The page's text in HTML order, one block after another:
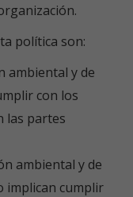
política son:
ambiental y de
con los
las partes
ambiental y de
implican cumplir